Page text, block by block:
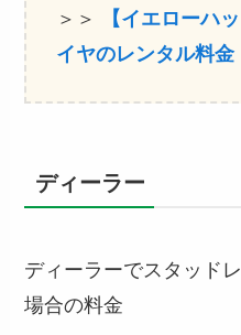
＞＞
【イエローハ
イヤのレンタル料金
ディーラー
ディーラーでスタッド
場合の料金